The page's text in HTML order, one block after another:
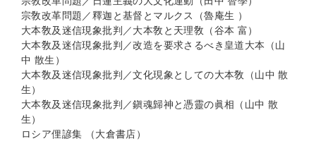
宗敎改革問題／釋迦と基督とマルクス（魯庵生 ）
大本敎及迷信現象批判／大本敎と天理敎（谷本 富）
大本敎及迷信現象批判／改造を要求さるべき皇道大本（山
中 散生）
大本敎及迷信現象批判／文化現象としての大本敎（山中 散
生）
大本敎及迷信現象批判／鎭魂歸神と憑靈の眞相（山中 散
生）
ロシア俚諺集 （大倉書店）